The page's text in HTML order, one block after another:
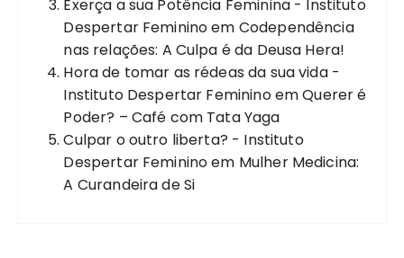
Exerça a sua Potência Feminina - Instituto
Despertar Femininoem Codependência
nas relações: A Culpa é da Deusa Hera!
Hora de tomar as rédeas da sua vida -
Instituto Despertar FemininoemQuerer é
Poder? – Café com Tata Yaga
Culpar o outro liberta? - Instituto
Despertar Femininoem Mulher Medicina:
A Curandeira de Si